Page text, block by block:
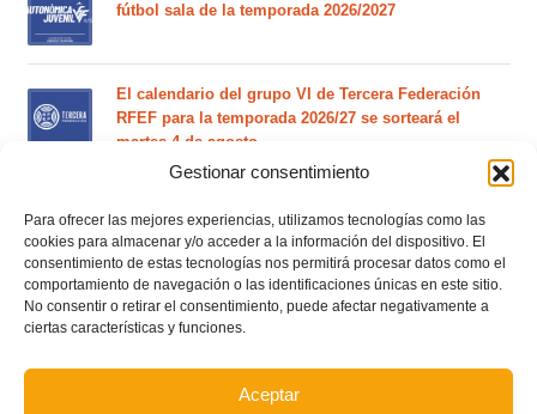
Gestionar consentimiento
Para ofrecer las mejores experiencias, utilizamos tecnologías como las
cookies para almacenar y/o acceder a la información del dispositivo. El
consentimiento de estas tecnologías nos permitirá procesar datos como el
comportamiento de navegación o las identificaciones únicas en este sitio.
No consentir o retirar el consentimiento, puede afectar negativamente a
ciertas características y funciones.
Aceptar
fútbol sala de la temporada 2026/2027
El calendario del grupo VI de Tercera Federación
RFEF para la temporada 2026/27 se sorteará el
martes 4 de agosto
Nuevo curso de Entrenador de fútbol Licencia UEFA
C que comenzará en noviembre 2026 (agotadas las
plazas del curso de septiembre)
Circular nº. 5 – Normas generales de las competiciones